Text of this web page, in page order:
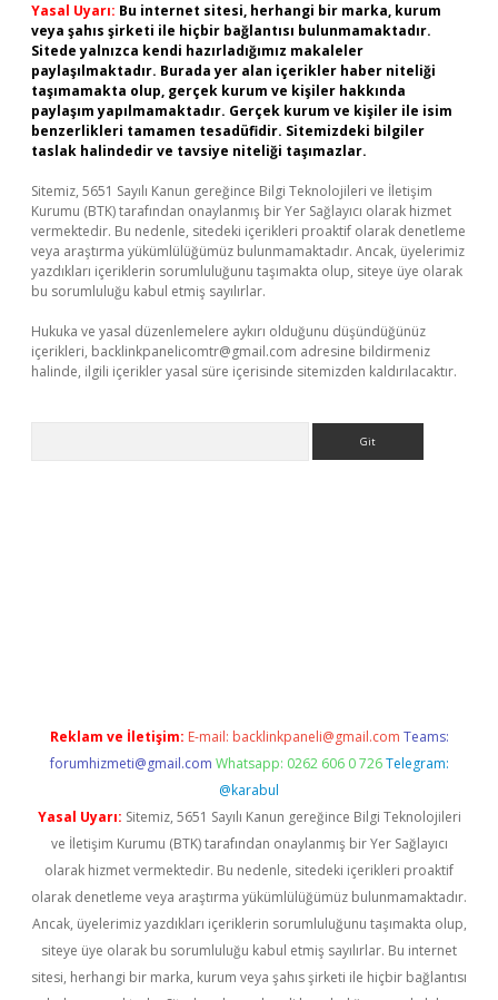
Yasal Uyarı: Bu internet sitesi, herhangi bir marka, kurum
veya şahıs şirketi ile hiçbir bağlantısı bulunmamaktadır.
Sitede yalnızca kendi hazırladığımız makaleler
paylaşılmaktadır. Burada yer alan içerikler haber niteliği
taşımamakta olup, gerçek kurum ve kişiler hakkında
paylaşım yapılmamaktadır. Gerçek kurum ve kişiler ile isim
benzerlikleri tamamen tesadüfidir. Sitemizdeki bilgiler
taslak halindedir ve tavsiye niteliği taşımazlar.
Sitemiz, 5651 Sayılı Kanun gereğince Bilgi Teknolojileri ve İletişim
Kurumu (BTK) tarafından onaylanmış bir Yer Sağlayıcı olarak hizmet
vermektedir. Bu nedenle, sitedeki içerikleri proaktif olarak denetleme
veya araştırma yükümlülüğümüz bulunmamaktadır. Ancak, üyelerimiz
yazdıkları içeriklerin sorumluluğunu taşımakta olup, siteye üye olarak
bu sorumluluğu kabul etmiş sayılırlar.
Hukuka ve yasal düzenlemelere aykırı olduğunu düşündüğünüz
içerikleri, backlinkpanelicomtr@gmail.com adresine bildirmeniz
halinde, ilgili içerikler yasal süre içerisinde sitemizden kaldırılacaktır.
Reklam ve İletişim: E-mail: backlinkpaneli@gmail.com Teams:
forumhizmeti@gmail.com Whatsapp: 0262 606 0 726 Telegram:
@karabul
Yasal Uyarı: Sitemiz, 5651 Sayılı Kanun gereğince Bilgi Teknolojileri
ve İletişim Kurumu (BTK) tarafından onaylanmış bir Yer Sağlayıcı
olarak hizmet vermektedir. Bu nedenle, sitedeki içerikleri proaktif
olarak denetleme veya araştırma yükümlülüğümüz bulunmamaktadır.
Ancak, üyelerimiz yazdıkları içeriklerin sorumluluğunu taşımakta olup,
siteye üye olarak bu sorumluluğu kabul etmiş sayılırlar. Bu internet
sitesi, herhangi bir marka, kurum veya şahıs şirketi ile hiçbir bağlantısı